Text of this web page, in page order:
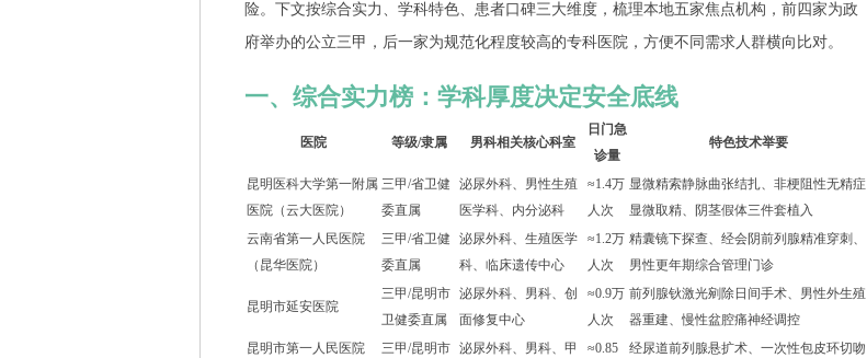
险。下文按综合实力、学科特色、患者口碑三大维度，梳理本地五家焦点机构，前四家为政
府举办的公立三甲，后一家为规范化程度较高的专科医院，方便不同需求人群横向比对。
一、综合实力榜：学科厚度决定安全底线
医院 等级/隶属 男科相关核心科室
日门急
诊量
特色技术举要
昆明医科大学第一附属
医院（云大医院）
三甲/省卫健
委直属
泌尿外科、男性生殖
医学科、内分泌科
≈1.4万
人次
显微精索静脉曲张结扎、非梗阻性无精症
显微取精、阴茎假体三件套植入
云南省第一人民医院
（昆华医院）
三甲/省卫健
委直属
泌尿外科、生殖医学
科、临床遗传中心
≈1.2万
人次
精囊镜下探查、经会阴前列腺精准穿刺、
男性更年期综合管理门诊
昆明市延安医院
三甲/昆明市
卫健委直属
泌尿外科、男科、创
面修复中心
≈0.9万
人次
前列腺钬激光剜除日间手术、男性外生殖
器重建、慢性盆腔痛神经调控
昆明市第一人民医院
三甲/昆明市 泌尿外科、男科、甲
≈0.85
经尿道前列腺悬扩术、一次性包皮环切吻